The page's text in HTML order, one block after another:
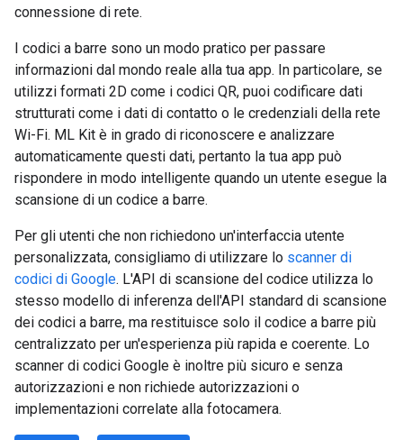
connessione di rete.
I codici a barre sono un modo pratico per passare
informazioni dal mondo reale alla tua app. In particolare, se
utilizzi formati 2D come i codici QR, puoi codificare dati
strutturati come i dati di contatto o le credenziali della rete
Wi-Fi. ML Kit è in grado di riconoscere e analizzare
automaticamente questi dati, pertanto la tua app può
rispondere in modo intelligente quando un utente esegue la
scansione di un codice a barre.
Per gli utenti che non richiedono un'interfaccia utente
personalizzata, consigliamo di utilizzare lo scanner di
codici di Google. L'API di scansione del codice utilizza lo
stesso modello di inferenza dell'API standard di scansione
dei codici a barre, ma restituisce solo il codice a barre più
centralizzato per un'esperienza più rapida e coerente. Lo
scanner di codici Google è inoltre più sicuro e senza
autorizzazioni e non richiede autorizzazioni o
implementazioni correlate alla fotocamera.